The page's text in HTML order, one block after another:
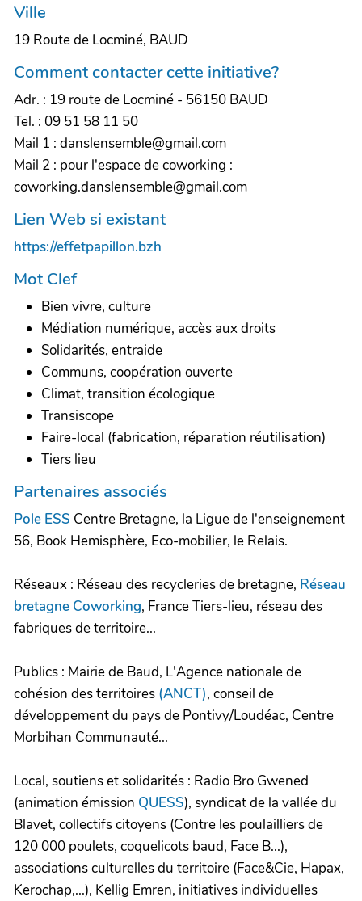
Ville
19 Route de Locminé, BAUD
Comment contacter cette initiative?
Adr. : 19 route de Locminé - 56150 BAUD
Tel. : 09 51 58 11 50
Mail 1 : danslensemble@gmail.com
Mail 2 : pour l'espace de coworking :
coworking.danslensemble@gmail.com
Lien Web si existant
https://effetpapillon.bzh
Mot Clef
Bien vivre, culture
Médiation numérique, accès aux droits
Solidarités, entraide
Communs, coopération ouverte
Climat, transition écologique
Transiscope
Faire-local (fabrication, réparation réutilisation)
Tiers lieu
Partenaires associés
Pole ESS Centre Bretagne, la Ligue de l'enseignement
56, Book Hemisphère, Eco-mobilier, le Relais.
Réseaux : Réseau des recycleries de bretagne, Réseau
bretagne Coworking, France Tiers-lieu, réseau des
fabriques de territoire...
Publics : Mairie de Baud, L'Agence nationale de
cohésion des territoires (ANCT), conseil de
développement du pays de Pontivy/Loudéac, Centre
Morbihan Communauté...
Local, soutiens et solidarités : Radio Bro Gwened
(animation émission QUESS), syndicat de la vallée du
Blavet, collectifs citoyens (Contre les poulailliers de
120 000 poulets, coquelicots baud, Face B...),
associations culturelles du territoire (Face&Cie, Hapax,
Kerochap,...), Kellig Emren, initiatives individuelles